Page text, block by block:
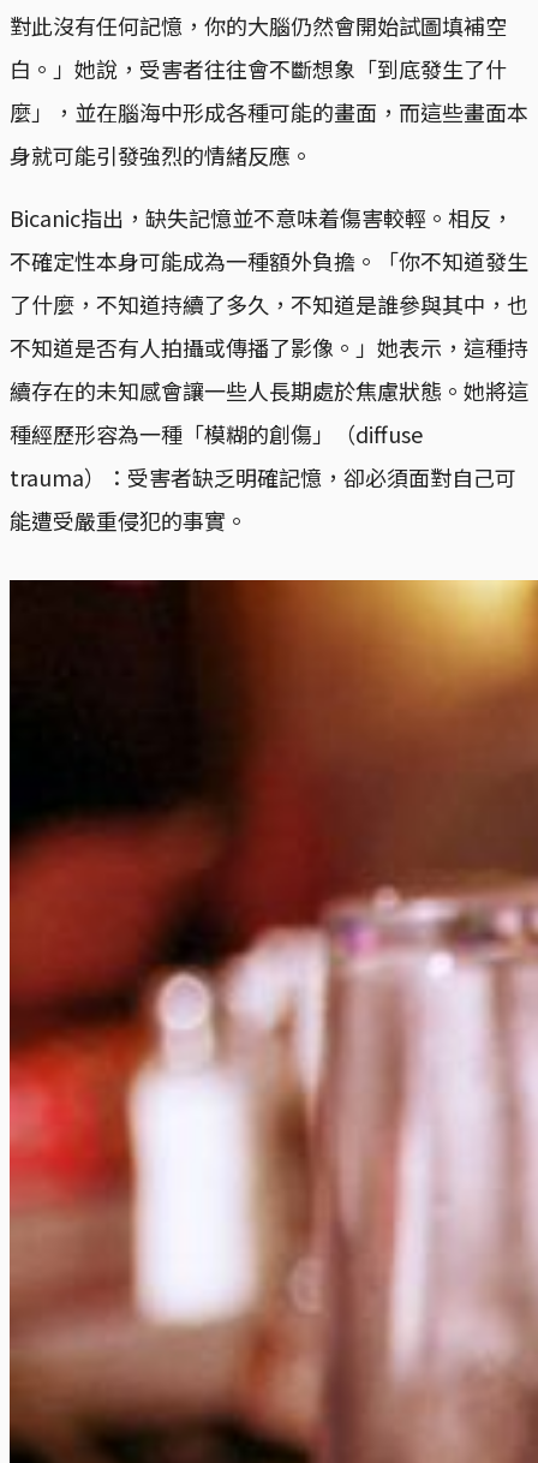
對此沒有任何記憶，你的大腦仍然會開始試圖填補空
白。」她說，受害者往往會不斷想象「到底發生了什
麼」，並在腦海中形成各種可能的畫面，而這些畫面本
身就可能引發強烈的情緒反應。
Bicanic指出，缺失記憶並不意味着傷害較輕。相反，
不確定性本身可能成為一種額外負擔。「你不知道發生
了什麼，不知道持續了多久，不知道是誰參與其中，也
不知道是否有人拍攝或傳播了影像。」她表示，這種持
續存在的未知感會讓一些人長期處於焦慮狀態。她將這
種經歷形容為一種「模糊的創傷」（diffuse
trauma）：受害者缺乏明確記憶，卻必須面對自己可
能遭受嚴重侵犯的事實。